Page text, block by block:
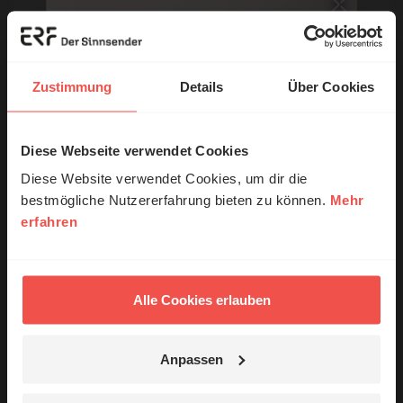
Zustimmung Details Über Cookies
Diese Webseite verwendet Cookies
Diese Website verwendet Cookies, um dir die
bestmögliche Nutzererfahrung bieten zu können. Mehr
erfahren
Alle Cookies erlauben
Anpassen
Kommentar:
Ich bin damit einverstanden, dass meine Angaben
anonymisiert erfasst und zum Zweck der
Verbesserung unseres Online-Angebots
Ihrer Daten an Dritte. Näheres siehe
© Ruth Schneider / ERF